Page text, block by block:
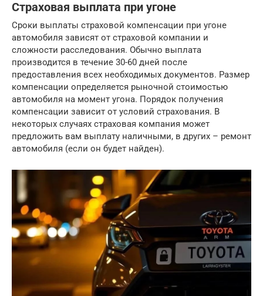
Страховая выплата при угоне
Сроки выплаты страховой компенсации при угоне
автомобиля зависят от страховой компании и
сложности расследования. Обычно выплата
производится в течение 30-60 дней после
предоставления всех необходимых документов. Размер
компенсации определяется рыночной стоимостью
автомобиля на момент угона. Порядок получения
компенсации зависит от условий страхования. В
некоторых случаях страховая компания может
предложить вам выплату наличными, в других – ремонт
автомобиля (если он будет найден).